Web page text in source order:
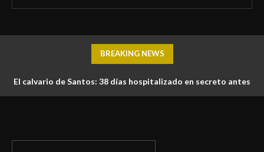
BREAKING NEWS
El calvario de Santos: 38 días hospitalizado en secreto antes